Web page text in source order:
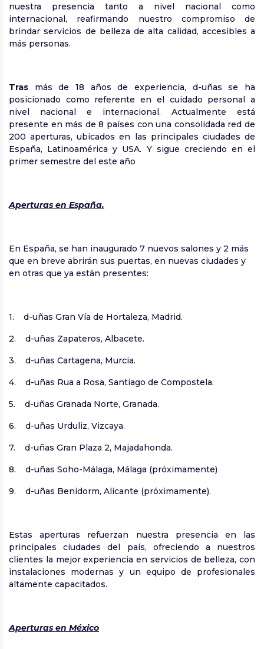
nuestra presencia tanto a nivel nacional como
internacional, reafirmando nuestro compromiso de
brindar servicios de belleza de alta calidad, accesibles a
más personas.
Tras más de 18 años de experiencia, d-uñas se ha
posicionado como referente en el cuidado personal a
nivel nacional e internacional. Actualmente está
presente en más de 8 países con una consolidada red de
200 aperturas, ubicados en las principales ciudades de
España, Latinoamérica y USA. Y sigue creciendo en el
primer semestre del este año
Aperturas en España.
En España, se han inaugurado 7 nuevos salones y 2 más
que en breve abrirán sus puertas, en nuevas ciudades y
en otras que ya están presentes:
1. d-uñas Gran Vía de Hortaleza, Madrid.
2. d-uñas Zapateros, Albacete.
3. d-uñas Cartagena, Murcia.
4. d-uñas Rua a Rosa, Santiago de Compostela.
5. d-uñas Granada Norte, Granada.
6. d-uñas Urduliz, Vizcaya.
7. d-uñas Gran Plaza 2, Majadahonda.
8. d-uñas Soho-Málaga, Málaga (próximamente)
9. d-uñas Benidorm, Alicante (próximamente).
Estas aperturas refuerzan nuestra presencia en las
principales ciudades del país, ofreciendo a nuestros
clientes la mejor experiencia en servicios de belleza, con
instalaciones modernas y un equipo de profesionales
altamente capacitados.
Aperturas en México